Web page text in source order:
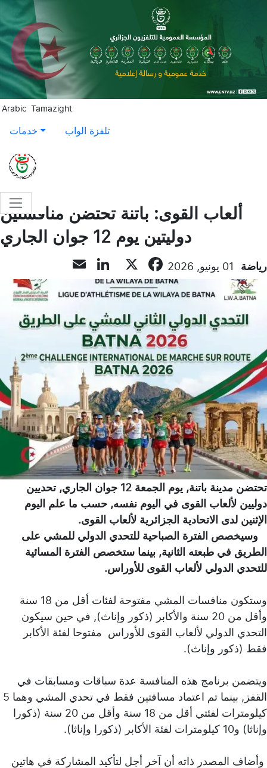
Aller au contenu principal
Arabic Tamazight
خدمات تلفزة الواب
ألعاب القوى: باتنة تحتضن منافستين
دوليتين يوم 12 جوان الجاري
رياضة 01 يونيو, 2026 Facebook
LinkedIn
تحتضن مدينة باتنة, يوم الجمعة 12 جوان الجاري, تحديين
دوليين لألعاب القوى في اليوم نفسه, حسب ما علم اليوم
الإثنين لدى الاتحادية الجزائرية لألعاب القوى.
وسيخصص الفترة الصباحية للتحدي الدولي للمشي على
الطريق في طبعته الثانية, بينما ستخصص الفترة المسائية
للتحدي الدولي لألعاب القوى للأوراس.
وستكون منافسات المشي مفتوحة لفئات أقل من 18 سنة
وأقل من 20 سنة والأكابر (ذكور وإناث), في حين سيكون
التحدي الدولي لألعاب القوى للأوراس مفتوحا لفئة الأكابر
فقط (ذكور وإناث).
ويتضمن برنامج هذه المنافسة عدة سباقات ومسابقات في
القفز, بينما تم اعتماد مسافتين فقط في تحدي المشي وهما 5
كيلومترات لفئتي أقل من 18 سنة وأقل من 20 سنة (ذكورا
وإناثا) و10 كيلومترات لفئة الأكابر (ذكورا وإناثا).
وأضاف المصدر ذاته أن آخر أجل لتأكيد المشاركة في هاتين